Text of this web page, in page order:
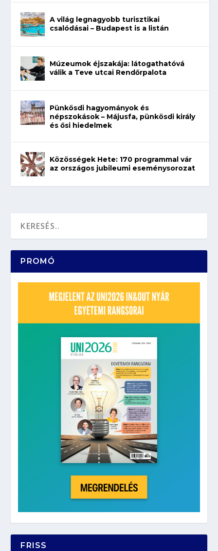
A világ legnagyobb turisztikai
csalódásai – Budapest is a listán
Múzeumok éjszakája: látogathatóvá
válik a Teve utcai Rendőrpalota
Pünkösdi hagyományok és
népszokások – Májusfa, pünkösdi király
és ősi hiedelmek
Közösségek Hete: 170 programmal vár
az országos jubileumi eseménysorozat
PROMÓ
FRISS